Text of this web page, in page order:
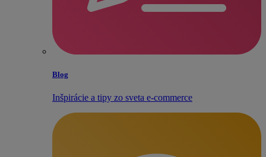
Blog
Inšpirácie a tipy zo sveta e‑commerce